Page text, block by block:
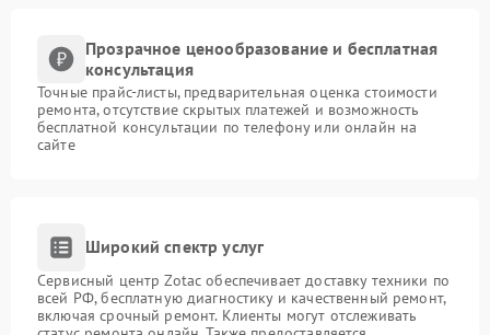
Прозрачное ценообразование и бесплатная
консультация
Точные прайс-листы, предварительная оценка стоимости
ремонта, отсутствие скрытых платежей и возможность
бесплатной консультации по телефону или онлайн на
сайте
Широкий спектр услуг
Сервисный центр Zotac обеспечивает доставку техники по
всей РФ, бесплатную диагностику и качественный ремонт,
включая срочный ремонт. Клиенты могут отслеживать